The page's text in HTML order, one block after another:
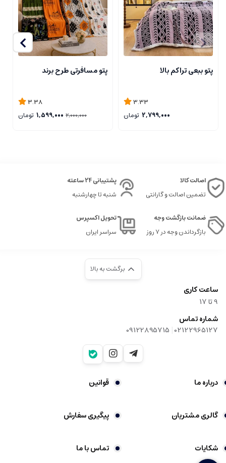
پتو ببعی تراکم بالا
3.33
2,799,000 تومان
پتو مسافرتی طرح برند
3.38
2,000,000
1,599,000 تومان
اصالت کالا
تضمین اصالت و گارانتی
پشتیبانی 24 ساعته
شنبه تا چهارشنبه
ضمانت بازگشت وجه
بازگرداندن وجه در ۷ روز
تحویل اکسپرس
سراسر ایران
برگشت به بالا
ساعت کاری
9‌ تا ۱۷
شماره تماس
02122965127
|
09122895715
درباره ما قوانین
گالری مشتریان پیگیری سفارش
شکایات تماس با ما